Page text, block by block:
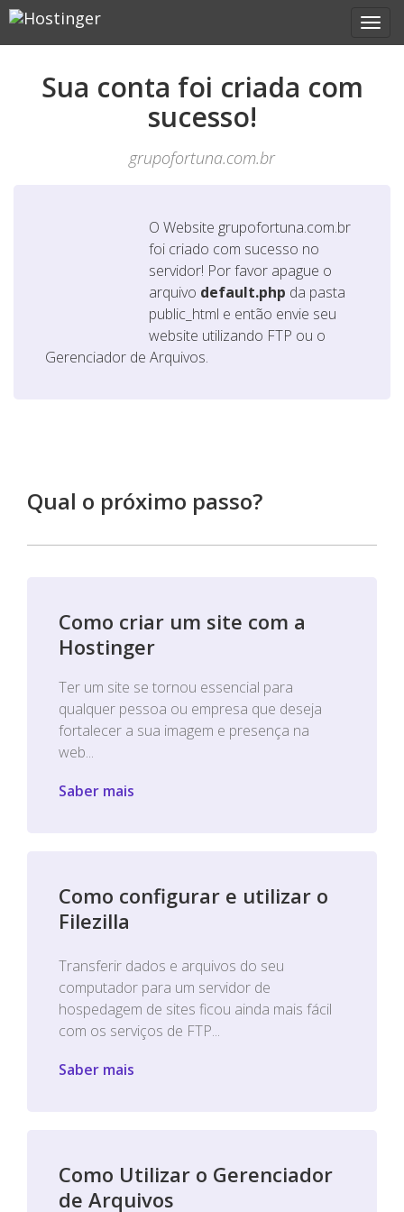
Sua conta foi criada com
sucesso!
grupofortuna.com.br
O Website grupofortuna.com.br
foi criado com sucesso no
servidor! Por favor apague o
arquivo default.php da pasta
public_html e então envie seu
website utilizando FTP ou o
Gerenciador de Arquivos.
Qual o próximo passo?
Como criar um site com a
Hostinger
Ter um site se tornou essencial para
qualquer pessoa ou empresa que deseja
fortalecer a sua imagem e presença na
web...
Saber mais
Como configurar e utilizar o
Filezilla
Transferir dados e arquivos do seu
computador para um servidor de
hospedagem de sites ficou ainda mais fácil
com os serviços de FTP...
Saber mais
Como Utilizar o Gerenciador
de Arquivos